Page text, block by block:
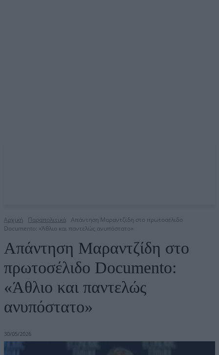
Αρχική Παραπολιτικά Απάντηση Μαραντζίδη στο πρωτοσέλιδο
Documento: «Άθλιο και παντελώς ανυπόστατο»
Απάντηση Μαραντζίδη στο
πρωτοσέλιδο Documento:
«Άθλιο και παντελώς
ανυπόστατο»
30/05/2026